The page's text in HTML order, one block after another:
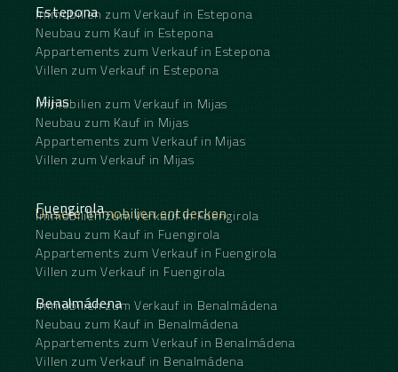
Estepona
Immobilien zum Verkauf in Estepona
Neubau zum Kauf in Estepona
Appartements zum Verkauf in Estepona
Villen zum Verkauf in Estepona
Mijas
Immobilien zum Verkauf in Mijas
Neubau zum Kauf in Mijas
Appartements zum Verkauf in Mijas
Villen zum Verkauf in Mijas
Unsere Immobilien entdecken
Fuengirola
Immobilien zum Verkauf in Fuengirola
Neubau zum Kauf in Fuengirola
Appartements zum Verkauf in Fuengirola
Villen zum Verkauf in Fuengirola
Benalmádena
Immobilien zum Verkauf in Benalmádena
Neubau zum Kauf in Benalmádena
Appartements zum Verkauf in Benalmádena
Villen zum Verkauf in Benalmádena